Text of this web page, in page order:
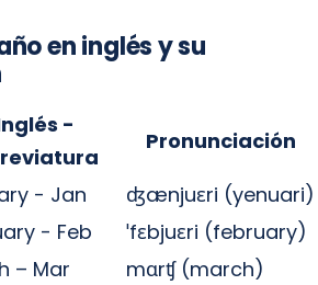
en inglés y su
-
Pronunciación
- Jan
ʤænjuɛri (yenuari)
- Feb
ˈfɛbjuɛri (february)
– Mar
mɑrʧ (march)